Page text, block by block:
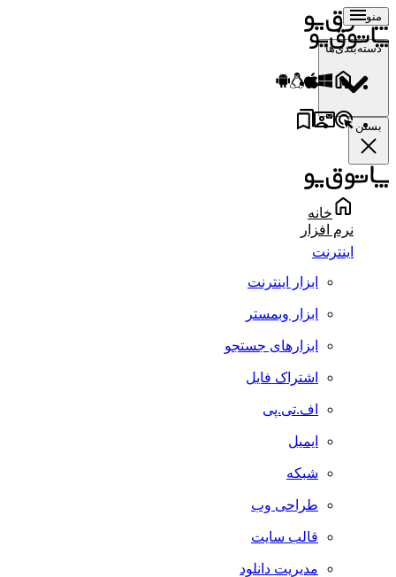
منو
دسته‌بندی‌ها
بستن
خانه
نرم افزار
اینترنت
ابزار اینترنت
ابزار وبمستر
ابزارهای جستجو
اشتراک فایل
اف.تی.پی
ایمیل
شبکه
طراحی وب
قالب سایت
مدیریت دانلود